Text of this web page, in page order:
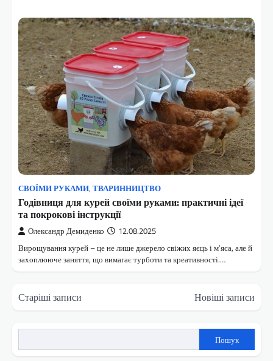
СВОЇМИ РУКАМИ, ТВАРИННИЦТВО
Годівниця для курей своїми руками: практичні ідеї
та покрокові інструкції
Олександр Демиденко 12.08.2025
Вирощування курей – це не лише джерело свіжих яєць і м’яса, але й
захоплююче заняття, що вимагає турботи та креативності.…
Навігація
за
записами
Старіші записи Новіші записи
Пошук